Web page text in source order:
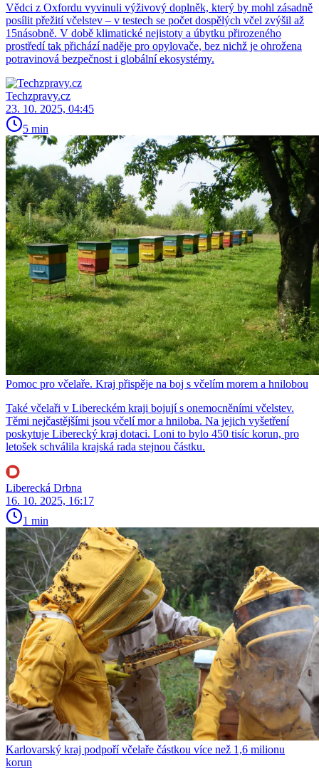
Vědci z Oxfordu vyvinuli výživový doplněk, který by mohl zásadně
posílit přežití včelstev – v testech se počet dospělých včel zvýšil až
15násobně. V době klimatické nejistoty a úbytku přirozeného
prostředí tak přichází naděje pro opylovače, bez nichž je ohrožena
potravinová bezpečnost i globální ekosystémy.
Techzpravy.cz
23. 10. 2025, 04:45
5 min
Pomoc pro včelaře. Kraj přispěje na boj s včelím morem a hnilobou
Také včelaři v Libereckém kraji bojují s onemocněními včelstev.
Těmi nejčastějšími jsou včelí mor a hniloba. Na jejich vyšetření
poskytuje Liberecký kraj dotaci. Loni to bylo 450 tisíc korun, pro
letošek schválila krajská rada stejnou částku.
Liberecká Drbna
16. 10. 2025, 16:17
1 min
Karlovarský kraj podpoří včelaře částkou více než 1,6 milionu
korun